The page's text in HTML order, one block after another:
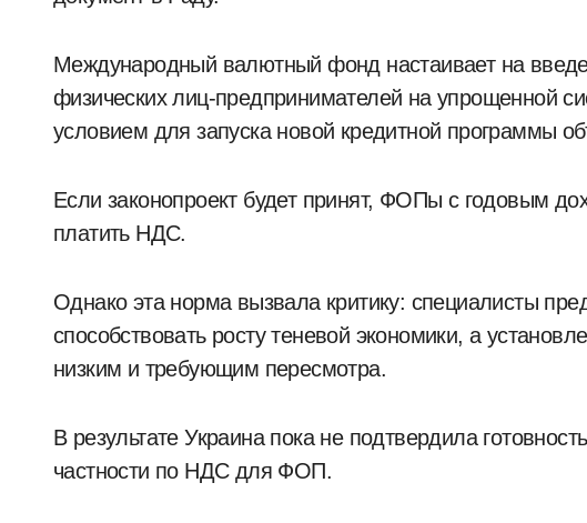
Международный валютный фонд настаивает на
физических лиц-предпринимателей на упрощенной
условием для запуска новой кредитной программы
Если законопроект будет принят, ФОПы с годовым
платить НДС.
Однако эта норма вызвала критику: специалисты
способствовать росту теневой экономики, а
низким и требующим пересмотра.
В результате Украина пока не подтвердила
частности по НДС для ФОП.